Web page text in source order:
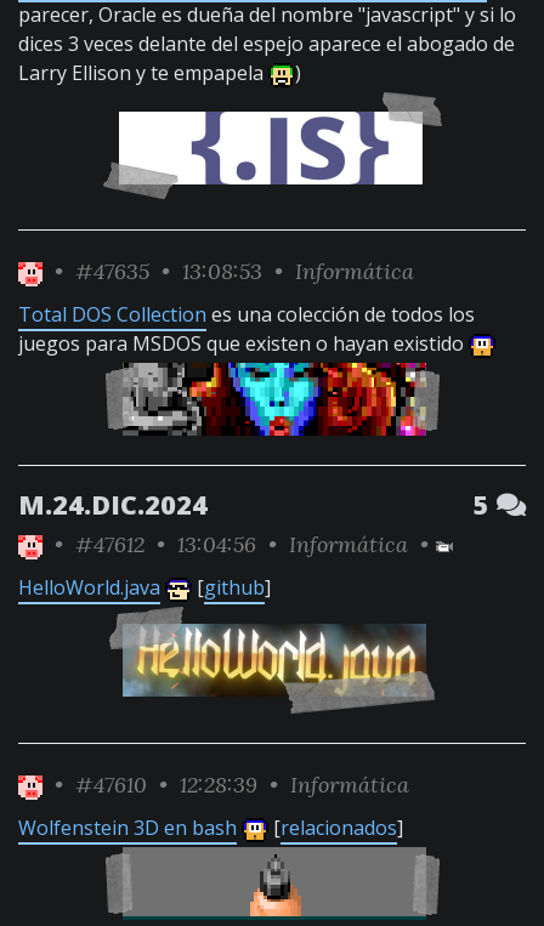
parecer, Oracle es dueña del nombre "javascript" y si lo
dices 3 veces delante del espejo aparece el abogado de
Larry Ellison y te empapela
)
• #47635 • 13:08:53 • Informática
Total DOS Collection es una colección de todos los
juegos para MSDOS que existen o hayan existido
M.24.DIC.2024 5
• #47612 • 13:04:56 • Informática •
HelloWorld.java [github]
• #47610 • 12:28:39 • Informática
Wolfenstein 3D en bash [relacionados]